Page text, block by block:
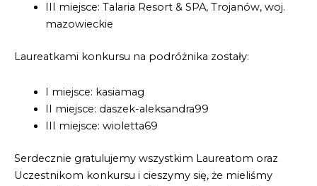
III miejsce: Talaria Resort & SPA, Trojanów, woj.
mazowieckie
Laureatkami konkursu na podróżnika zostały:
I miejsce: kasiamag
II miejsce: daszek-aleksandra99
III miejsce: wioletta69
Serdecznie gratulujemy wszystkim Laureatom oraz
Uczestnikom konkursu i cieszymy się, że mieliśmy